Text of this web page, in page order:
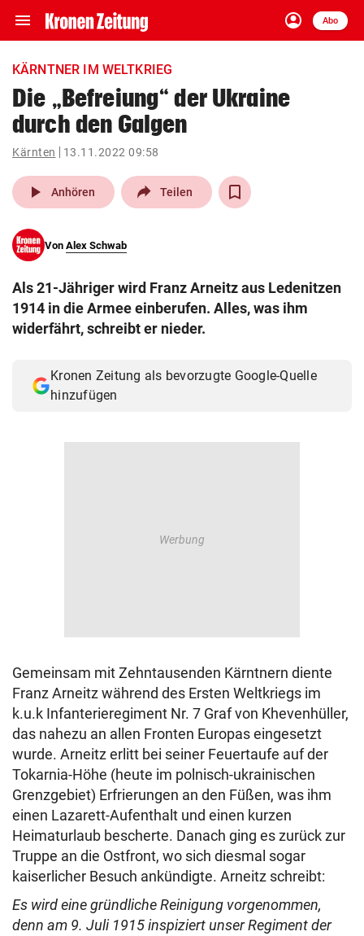
menu Navigation
ein-/ausklappen
account_circle
Anmelden
Abo
close Schließen
account_circle Anmelden
pin_drop
Wien arrow_right
search
eingeben
© Krone Multimedia GmbH & Co KG 2026
Muthgasse 2, 1190 Wien
KÄRNTNER IM WELTKRIEG
Die „Befreiung“ der Ukraine
durch den Galgen
Kärnten 13.11.2022 09:58
play_arrow Anhören Teilen
Von Alex Schwab
Als 21-Jähriger wird Franz Arneitz aus Ledenitzen
1914 in die Armee einberufen. Alles, was ihm
widerfährt, schreibt er nieder.
Kronen Zeitung als bevorzugte Google-Quelle
hinzufügen
Gemeinsam mit Zehntausenden Kärntnern diente
Franz Arneitz während des Ersten Weltkriegs im
k.u.k Infanterieregiment Nr. 7 Graf von Khevenhüller,
das nahezu an allen Fronten Europas eingesetzt
wurde. Arneitz erlitt bei seiner Feuertaufe auf der
Tokarnia-Höhe (heute im polnisch-ukrainischen
Grenzgebiet) Erfrierungen an den Füßen, was ihm
einen Lazarett-Aufenthalt und einen kurzen
Heimaturlaub bescherte. Danach ging es zurück zur
Truppe an die Ostfront, wo sich diesmal sogar
kaiserlicher Besuch ankündigte. Arneitz schreibt:
Es wird eine gründliche Reinigung vorgenommen,
denn am 9. Juli 1915 inspiziert unser Regiment der